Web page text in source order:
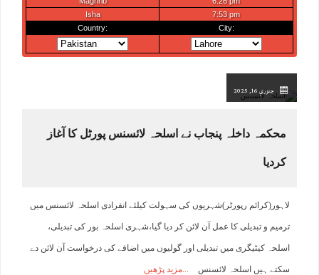
جنوري 16, 2025
محکمہ داخلہ پنجاب نے اسلحہ لائسنس پورٹل کا آغاز
کردیا
لاہور(کرائم رپورٹر)شہریوں کی سہولت کیلئے انفرادی اسلحہ لائسنس میں
ترمیم و تبدیلی کا عمل آن لائن کر دیا گیا،شہری اسلحہ بور کی تبدیلی،
اسلحہ کیٹیگری میں تبدیلی اور گولیوں میں اضافے کی درخواست آن لائن دے
سکتے ہیں اسلحہ لائسنس مزید پڑھیں